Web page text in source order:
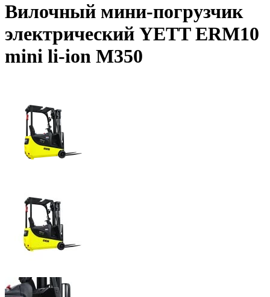
Вилочный мини-погрузчик
электрический YETT ERM10
mini li-ion M350